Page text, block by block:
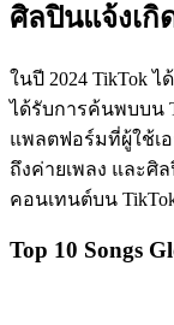
ศิลปินแจ้งเกิ
ในปี 2024 TikTok
ได้รับการค้นพบบน
แพลตฟอร์มที่ผู้ใช้เ
ถึงค่ายเพลง และศิ
คอนเทนต์บน
Top 10 Songs